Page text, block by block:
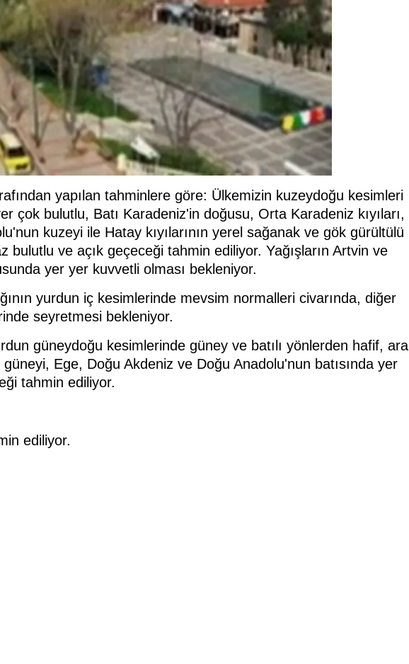
yapılan tahminlere göre: Ülkemizin kuzeydoğu kesimleri
çok bulutlu, Batı Karadeniz'in doğusu, Orta Karadeniz kıyıları,
kuzeyi ile Hatay kıyılarının yerel sağanak ve gök gürültülü
bulutlu ve açık geçeceği tahmin ediliyor. Yağışların Artvin ve
yer yer kuvvetli olması bekleniyor.
yurdun iç kesimlerinde mevsim normalleri civarında, diğer
seyretmesi bekleniyor.
güneydoğu kesimlerinde güney ve batılı yönlerden hafif, ara
Ege, Doğu Akdeniz ve Doğu Anadolu'nun batısında yer
tahmin ediliyor.
ediliyor.